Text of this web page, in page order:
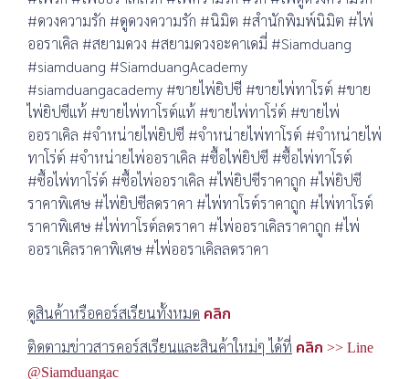
#ดวงความรัก #ดูดวงความรัก #นิมิต #สำนักพิมพ์นิมิต #ไพ่
ออราเคิล #สยามดวง #สยามดวงอะคาเดมี่ #Siamduang
#siamduang #SiamduangAcademy
#siamduangacademy #ขายไพ่ยิปซี #ขายไพ่ทาโรต์ #ขาย
ไพ่ยิปซีแท้ #ขายไพ่ทาโรต์แท้ #ขายไพ่ทาโร่ต์ #ขายไพ่
ออราเคิล #จำหน่ายไพ่ยิปซี #จำหน่ายไพ่ทาโรต์ #จำหน่ายไพ่
ทาโร่ต์ #จำหน่ายไพ่ออราเคิล #ซื้อไพ่ยิปซี #ซื้อไพ่ทาโรต์
#ซื้อไพ่ทาโร่ต์ #ซื้อไพ่ออราเคิล #ไพ่ยิปซีราคาถูก #ไพ่ยิปซี
ราคาพิเศษ #ไพ่ยิปซีลดราคา #ไพ่ทาโรต์ราคาถูก #ไพ่ทาโรต์
ราคาพิเศษ #ไพ่ทาโรต์ลดราคา #ไพ่ออราเคิลราคาถูก #ไพ่
ออราเคิลราคาพิเศษ #ไพ่ออราเคิลลดราคา
ดูสินค้าหรือคอร์สเรียนทั้งหมด คลิก
ติดตามข่าวสารคอร์สเรียนและสินค้าใหม่ๆ ได้ที่ คลิก >> Line
@Siamduangac